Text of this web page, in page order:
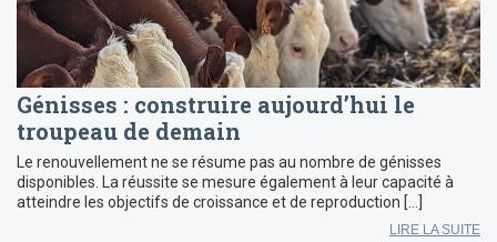
Génisses : construire aujourd’hui le
troupeau de demain
Le renouvellement ne se résume pas au nombre de génisses
disponibles. La réussite se mesure également à leur capacité à
atteindre les objectifs de croissance et de reproduction […]
LIRE LA SUITE